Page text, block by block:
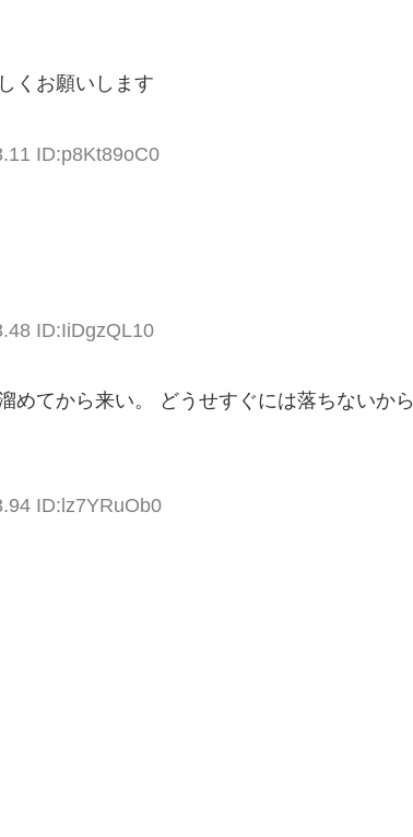
くお願いします
ID:p8Kt89oC0
ID:IiDgzQL10
めてから来い。 どうせすぐには落ちないから
ID:lz7YRuOb0